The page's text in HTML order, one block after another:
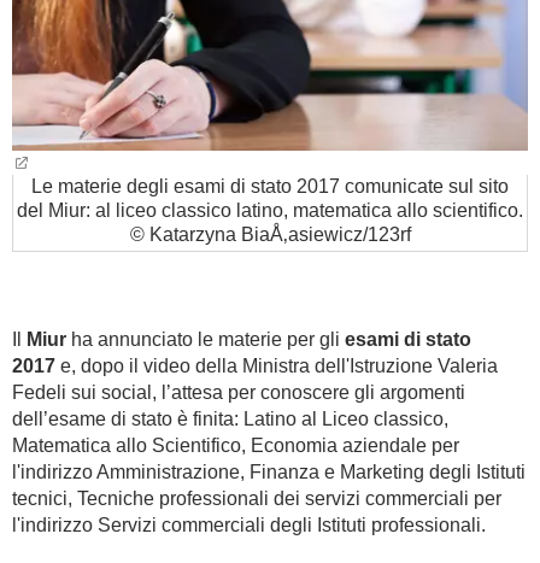
FORUM
Le materie degli esami di stato 2017 comunicate sul sito
del Miur: al liceo classico latino, matematica allo scientifico.
© Katarzyna BiaÅ‚asiewicz/123rf
Miur ha annunciato le materie per gli esami di stato
2017 e, dopo il video della Ministra dell'Istruzione Valeria
Fedeli sui social, l’attesa per conoscere gli argomenti
dell’esame di stato è finita: Latino al Liceo classico,
Matematica allo Scientifico, Economia aziendale per
l'indirizzo Amministrazione, Finanza e Marketing degli Istituti
tecnici, Tecniche professionali dei servizi commerciali per
l'indirizzo Servizi commerciali degli Istituti professionali.